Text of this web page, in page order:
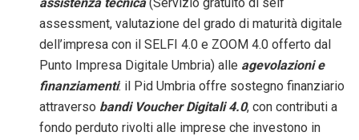
assessment, valutazione del grado di maturità digitale
dell’impresa con il SELFI 4.0 e ZOOM 4.0 offerto dal
Punto Impresa Digitale Umbria) alle agevolazioni e
finanziamenti: il Pid Umbria offre sostegno finanziario
attraverso bandi Voucher Digitali 4.0, con contributi a
fondo perduto rivolti alle imprese che investono in